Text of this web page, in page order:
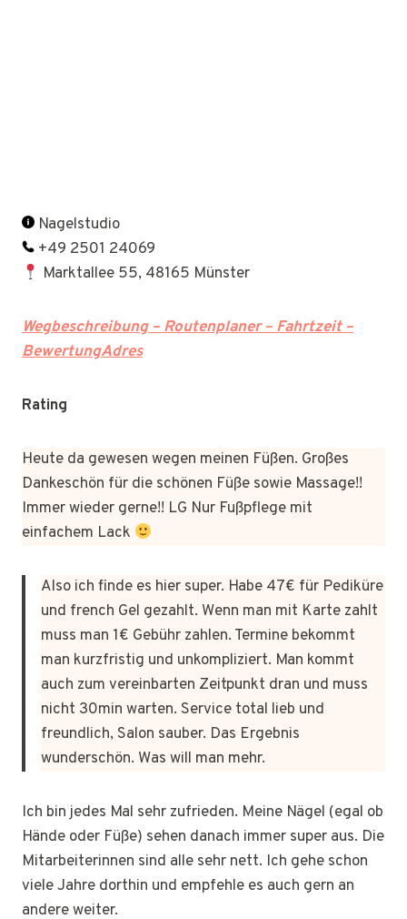
Nagelstudio
+49 2501 24069
Marktallee 55, 48165 Münster
Wegbeschreibung – Routenplaner – Fahrtzeit –
BewertungAdres
Rating
Heute da gewesen wegen meinen Füßen. Großes
Dankeschön für die schönen Füße sowie Massage!!
Immer wieder gerne!! LG Nur Fußpflege mit
einfachem Lack
Also ich finde es hier super. Habe 47€ für Pediküre
und french Gel gezahlt. Wenn man mit Karte zahlt
muss man 1€ Gebühr zahlen. Termine bekommt
man kurzfristig und unkompliziert. Man kommt
auch zum vereinbarten Zeitpunkt dran und muss
nicht 30min warten. Service total lieb und
freundlich, Salon sauber. Das Ergebnis
wunderschön. Was will man mehr.
Ich bin jedes Mal sehr zufrieden. Meine Nägel (egal ob
Hände oder Füße) sehen danach immer super aus. Die
Mitarbeiterinnen sind alle sehr nett. Ich gehe schon
viele Jahre dorthin und empfehle es auch gern an
andere weiter.